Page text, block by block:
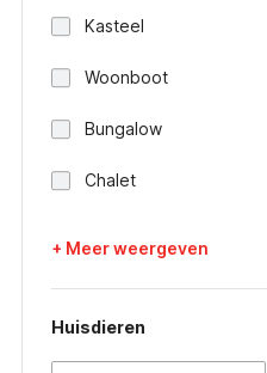
Kasteel
Woonboot
Bungalow
Chalet
+ Meer weergeven
Huisdieren